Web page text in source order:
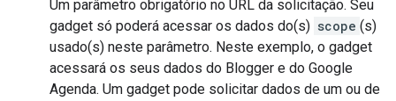
Um parâmetro obrigatório no URL da solicitação. Seu
gadget só poderá acessar os dados do(s) scope (s)
usado(s) neste parâmetro. Neste exemplo, o gadget
acessará os seus dados do Blogger e do Google
Agenda. Um gadget pode solicitar dados de um ou de